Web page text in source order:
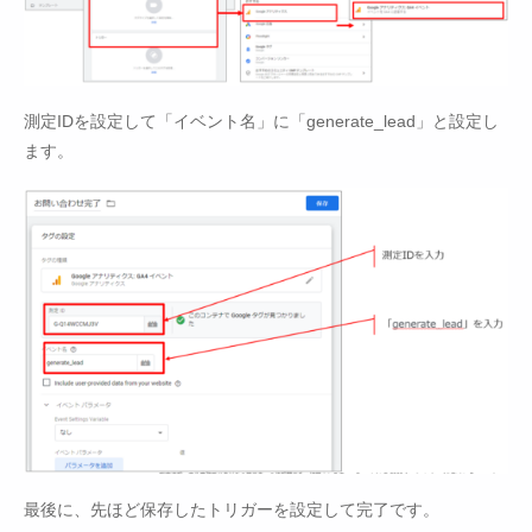
測定IDを設定して「イベント名」に「generate_lead」と設定し
ます。
最後に、先ほど保存したトリガーを設定して完了です。